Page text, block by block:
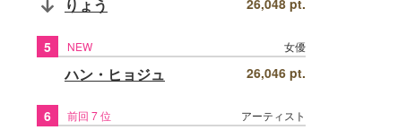
りょう 26,048 pt.
5 NEW 女優
ハン・ヒョジュ 26,046 pt.
6 前回 7 位 アーティスト